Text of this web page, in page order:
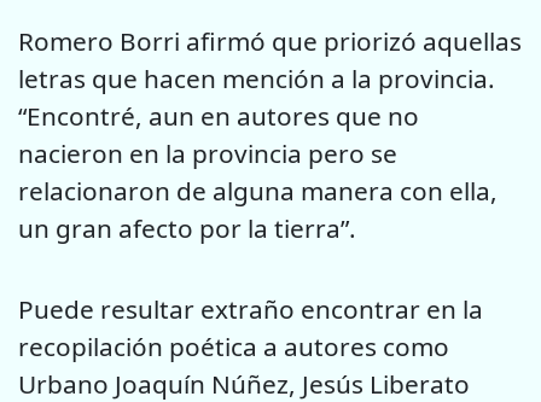
Romero Borri afirmó que priorizó aquellas
letras que hacen mención a la provincia.
“Encontré, aun en autores que no
nacieron en la provincia pero se
relacionaron de alguna manera con ella,
un gran afecto por la tierra”.
Puede resultar extraño encontrar en la
recopilación poética a autores como
Urbano Joaquín Núñez, Jesús Liberato